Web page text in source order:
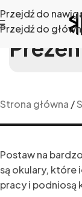
Przejdź do
Przejdź do
Strona główna /
Postaw na bardzo
są okulary, które
pracy i podniosą